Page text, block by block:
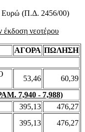
Ευρώ (Π.Δ. 2456/00)
έκδοση νεοτέρου
ΑΓΟΡΑ ΠΩΛΗΣΗ
53,46
60,39
7,940 - 7,988)
395,13
476,27
395,13
476,27